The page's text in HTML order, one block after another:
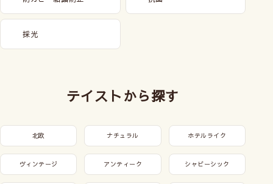
採光
テイストから探す
北欧 ナチュラル ホテルライク
ヴィンテージ アンティーク シャビーシック